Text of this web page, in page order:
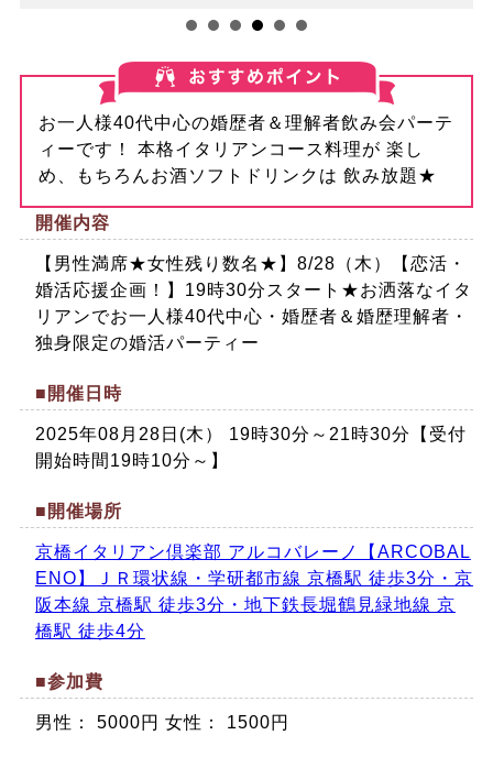
お一人様40代中心の婚歴者＆理解者飲み会パーテ
ィーです！ 本格イタリアンコース料理が 楽し
め、もちろんお酒ソフトドリンクは 飲み放題★
開催内容
【男性満席★女性残り数名★】8/28（木）【恋活・
婚活応援企画！】19時30分スタート★お洒落なイタ
リアンでお一人様40代中心・婚歴者＆婚歴理解者・
独身限定の婚活パーティー
■開催日時
2025年08月28日(木） 19時30分～21時30分【受付
開始時間19時10分～】
■開催場所
京橋イタリアン倶楽部 アルコバレーノ【ARCOBAL
ENO】ＪＲ環状線・学研都市線 京橋駅 徒歩3分・京
阪本線 京橋駅 徒歩3分・地下鉄長堀鶴見緑地線 京
橋駅 徒歩4分
■参加費
男性： 5000円 女性： 1500円